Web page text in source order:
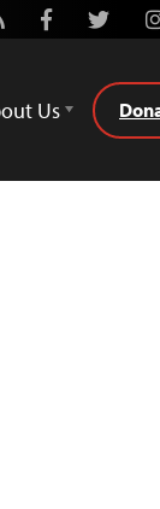
FacebookTwitter
Us